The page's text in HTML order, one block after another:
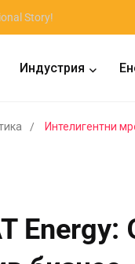
Story!
Индустрия
Интелигентни